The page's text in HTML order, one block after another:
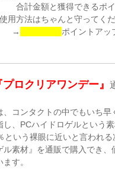
合計金額と獲得できるポ
使用方法はちゃんと守ってくだ
→
ポイントアッ
プロクリアワンデー』
、コンタクトの中でもいち早
し、PCハイドロゲルという
という裸眼に近いと言われる
ル素材』を通販で購入でき、
す。